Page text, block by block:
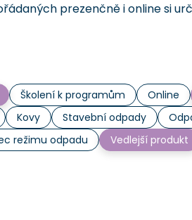
prezenčně i online si
Školení k programům Online
Kovy Stavební odpady
režimu odpadu Vedlejší produkt